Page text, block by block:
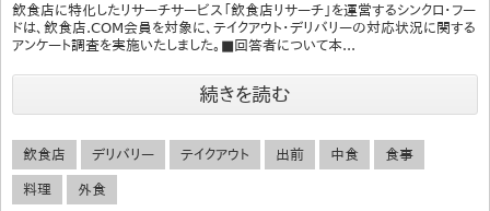
飲食店に特化したリサーチサービス「飲食店リサーチ」を運営するシンクロ・フー
ドは、飲食店.COM会員を対象に、テイクアウト・デリバリーの対応状況に関する
アンケート調査を実施いたしました。■回答者について本...
続きを読む
飲食店 デリバリー テイクアウト 出前 中食 食事
料理 外食